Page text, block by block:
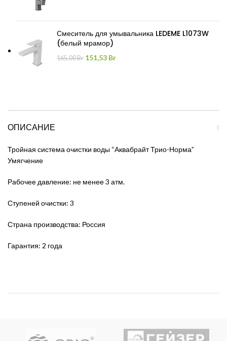
Смеситель для умывальника LEDEME L1073W
(белый мрамор)
165,00Br Первоначальная
151,53 BrТекущая
ОПИСАНИЕ
Тройная система очистки воды “Аквабрайт Трио-Норма”
Умягчение
Рабочее давление: не менее 3 атм.
Ступеней очистки: 3
Страна производства: Россия
Гарантия: 2 года